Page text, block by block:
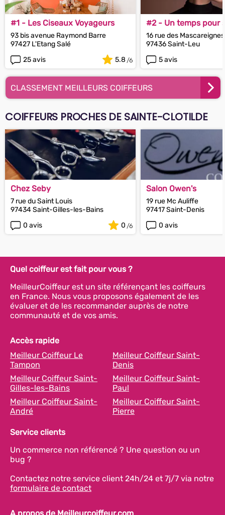
#1 - Les Ciseaux Voyageurs
93 bis avenue Raymond Barre
97427 L'Etang Salé
25 avis
5.8
#2 - Un temps pour
16 rue des Mascareignes
97436 Saint-Leu
5 avis
CLASSEMENT MEILLEURS COIFFEURS
COIFFEURS PROCHES DE SAINTE-CLOTILDE
Chez Seby
7 rue du Saint Louis
97434 Saint-Gilles-les-Bains
0 avis
0
Salon Owen's
19 rue Mc Auliffe
97417 Saint-Denis
0 avis
Quel coiffeur est fait pour vous ?
MeilleurCoiffeur est un site référençant les coiffeurs
en France. Nous vous proposons également de les
évaluer et de les recommander auprès de notre
communauté et de vos amis.
Accès rapide
Meilleur Coiffeur Le
Tampon
Meilleur Coiffeur Saint-
Denis
Meilleur Coiffeur Saint-
Gilles-les-Bains
Meilleur Coiffeur Saint-
Paul
Meilleur Coiffeur Saint-
André
Meilleur Coiffeur Saint-
Pierre
Service clients
Un commerce non référencé ? Une question ou un
bug ?
Contactez notre service client 24h/24 et 7j/7 via notre
formulaire de contact